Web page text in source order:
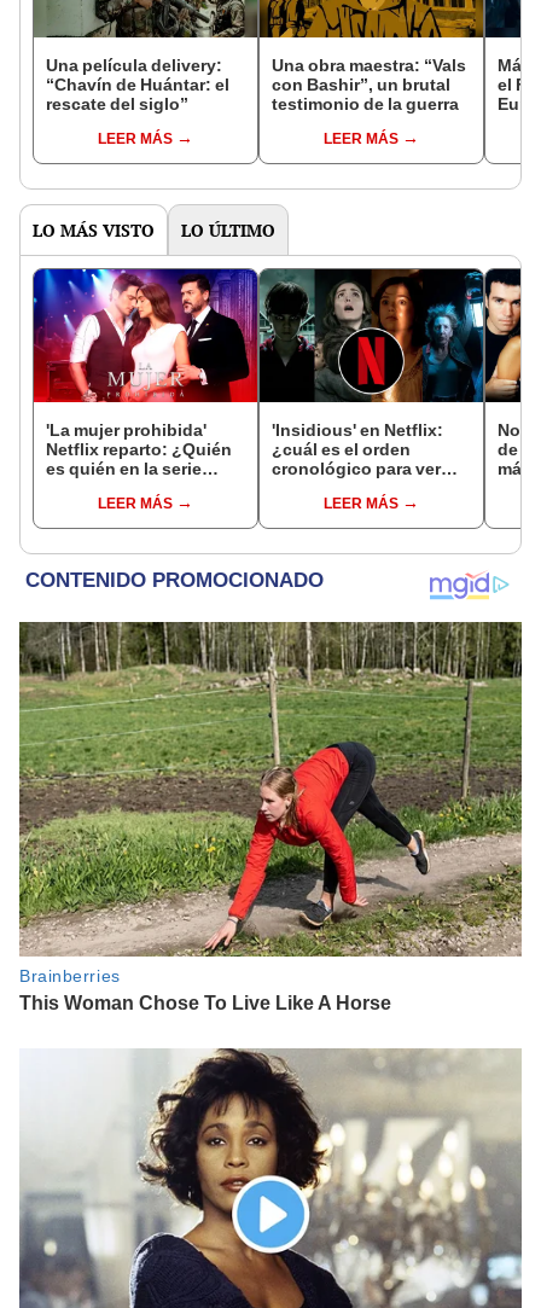
Una película delivery:
“Chavín de Huántar: el
rescate del siglo”
LEER MÁS
Una obra maestra: “Vals
con Bashir”, un brutal
testimonio de la guerra
LEER MÁS
Más
el
LO MÁS VISTO LO ÚLTIMO
'La mujer prohibida'
Netflix reparto: ¿Quién
es quién en la serie
protagonizada por
Valerie Domínguez?
LEER MÁS
'Insidious' en Netflix:
¿cuál es el orden
cronológico para ver
LEER MÁS
de
más